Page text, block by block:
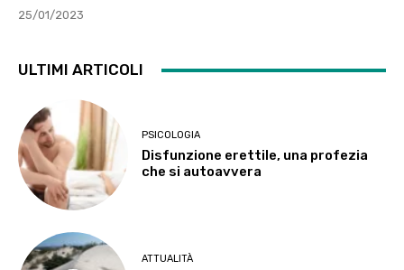
25/01/2023
ULTIMI ARTICOLI
PSICOLOGIA
Disfunzione erettile, una profezia
che si autoavvera
ATTUALITÀ